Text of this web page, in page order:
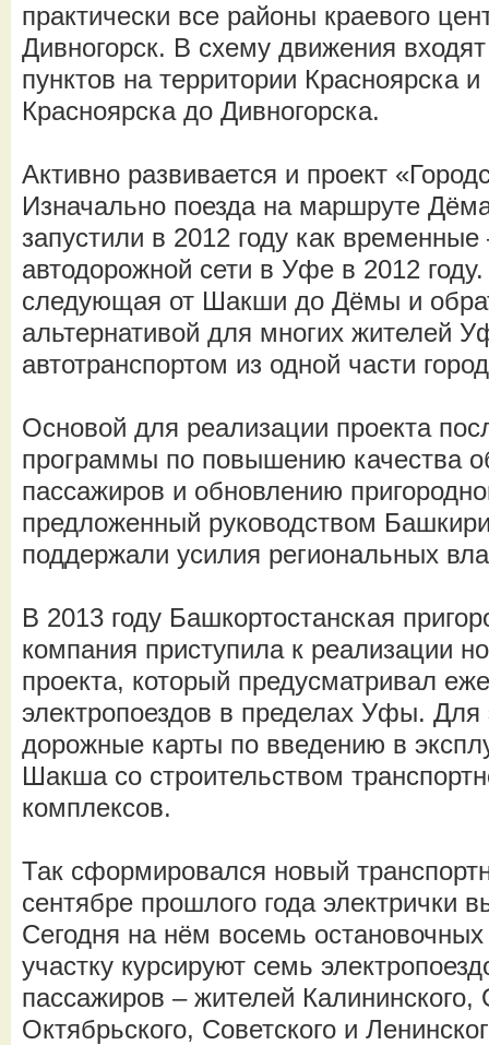
практически все районы краевого
Дивногорск. В схему движения
пунктов на территории Красноярска
Красноярска до Дивногорска.
Активно развивается и проект
Изначально поезда на маршруте
запустили в 2012 году как
автодорожной сети в Уфе в 2012
следующая от Шакши до Дёмы и
альтернативой для многих жителей
автотранспортом из одной части
Основой для реализации проекта
программы по повышению качества
пассажиров и обновлению
предложенный руководством
поддержали усилия региональных
В 2013 году Башкортостанская
компания приступила к реализации
проекта, который предусматривал
электропоездов в пределах Уфы. Для
дорожные карты по введению в
Шакша со строительством
комплексов.
Так сформировался новый
сентябре прошлого года электрички
Сегодня на нём восемь
участку курсируют семь
пассажиров – жителей Калининского,
Октябрьского, Советского и